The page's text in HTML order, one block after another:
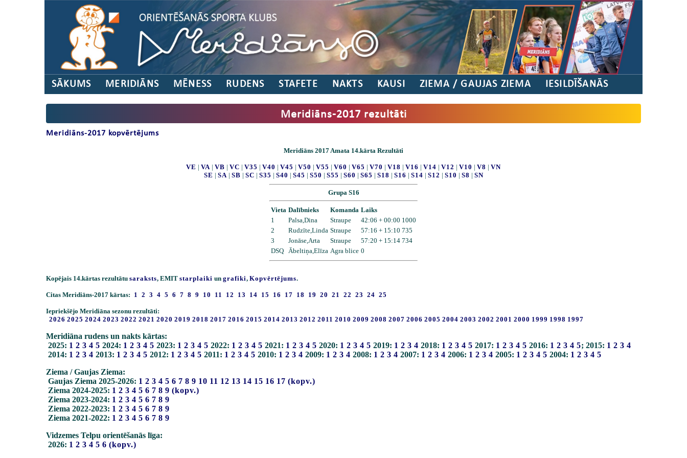
SĀKUMS MERIDIĀNS MĒNESS RUDENS STAFETE NAKTS KAUSI ZIEMA / GAUJAS ZIEMA IESILDĪŠANĀS
Meridiāns-2017 rezultāti
Meridiāns-2017 kopvērtējums
Meridiāns 2017 Amata 14.kārta Rezultāti
VE | VA | VB | VC | V35 | V40 | V45 | V50 | V55 | V60 | V65 | V70 | V18 | V16 | V14 | V12 | V10 | V8 | VN
SE | SA | SB | SC | S35 | S40 | S45 | S50 | S55 | S60 | S65 | S18 | S16 | S14 | S12 | S10 | S8 | SN
Grupa S16
Vieta Dalībnieks Komanda Laiks
1
Palsa,Dina Straupe
42:06 + 00:00 1000
2
Rudzīte,Linda Straupe
57:16 + 15:10 735
3
Jonāse,Arta Straupe
57:20 + 15:14 734
DSQ Ābeltiņa,Elīza Agra blice 0
Kopējais 14.kārtas rezultātu saraksts, EMIT starplaiki un grafiki, Kopvērtējums.
Citas Meridiāns-2017 kārtas: 1 2 3 4 5 6 7 8 9 10 11 12 13 14 15 16 17 18 19 20 21 22 23 24 25
Iepriekšējo Meridiāna sezonu rezultāti:
2026 2025 2024 2023 2022 2021 2020 2019 2018 2017 2016 2015 2014 2013 2012 2011 2010 2009 2008 2007 2006 2005 2004 2003 2002 2001 2000 1999 1998 1997
Meridiāna rudens un nakts kārtas:
2025: 1 2 3 4 5 2024: 1 2 3 4 5 2023: 1 2 3 4 5 2022: 1 2 3 4 5 2021: 1 2 3 4 5 2020: 1 2 3 4 5 2019: 1 2 3 4 2018: 1 2 3 4 5 2017: 1 2 3 4 5 2016: 1 2 3 4 5; 2015: 1 2 3 4
2014: 1 2 3 4 2013: 1 2 3 4 5 2012: 1 2 3 4 5 2011: 1 2 3 4 5 2010: 1 2 3 4 2009: 1 2 3 4 2008: 1 2 3 4 2007: 1 2 3 4 2006: 1 2 3 4 2005: 1 2 3 4 5 2004: 1 2 3 4 5
Ziema / Gaujas Ziema:
Gaujas Ziema 2025-2026: 1 2 3 4 5 6 7 8 9 10 11 12 13 14 15 16 17 (kopv.)
Ziema 2024-2025: 1 2 3 4 5 6 7 8 9 (kopv.)
Ziema 2023-2024: 1 2 3 4 5 6 7 8 9
Ziema 2022-2023: 1 2 3 4 5 6 7 8 9
Ziema 2021-2022: 1 2 3 4 5 6 7 8 9
Vidzemes Telpu orientēšanās līga:
2026: 1 2 3 4 5 6 (kopv.)